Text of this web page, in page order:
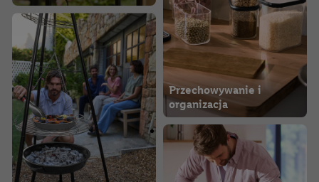
Przechowywanie i
organizacja